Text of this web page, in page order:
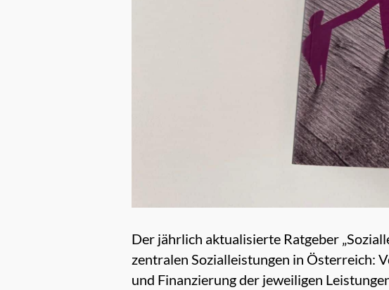
Der jährlich aktualisierte Ratgeber
zentralen Sozialleistungen in Österreich:
und Finanzierung der jeweiligen